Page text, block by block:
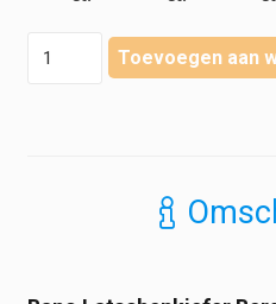
Toevoegen aan